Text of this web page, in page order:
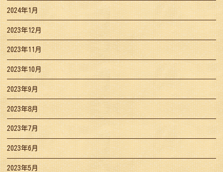
2024年1月
2023年12月
2023年11月
2023年10月
2023年9月
2023年8月
2023年7月
2023年6月
2023年5月